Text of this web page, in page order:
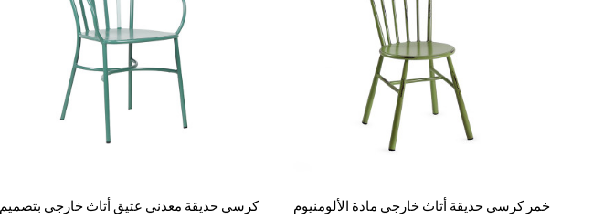
خمر كرسي حديقة أثاث خارجي مادة الألومنيوم
كرسي حديقة معدني عتيق أثاث خارجي بتصميم